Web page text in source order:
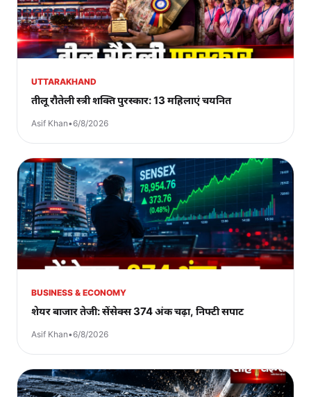
UTTARAKHAND
तीलू रौतेली स्त्री शक्ति पुरस्कार: 13 महिलाएं चयनित
Asif Khan•6/8/2026
BUSINESS & ECONOMY
शेयर बाजार तेजी: सेंसेक्स 374 अंक चढ़ा, निफ्टी सपाट
Asif Khan•6/8/2026